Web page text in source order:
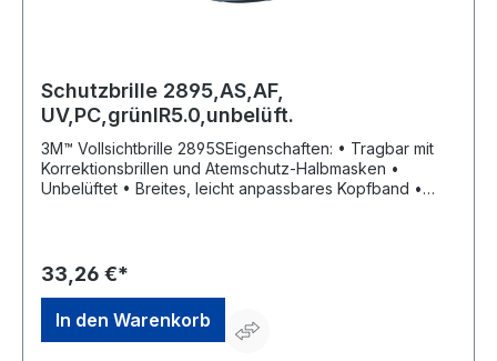
Schutzbrille 2895,AS,AF,
UV,PC,grünIR5.0,unbelüft.
3M™ Vollsichtbrille 2895SEigenschaften: • Tragbar mit
Korrektionsbrillen und Atemschutz-Halbmasken •
Unbelüftet • Breites, leicht anpassbares Kopfband •
Deutschland GmbH, Carl-Schurz-Str.1, 41460 Neuss, DE,
+492131140, 3m.premiumcustomer.dach@mmm.com
33,26 €*
In den Warenkorb